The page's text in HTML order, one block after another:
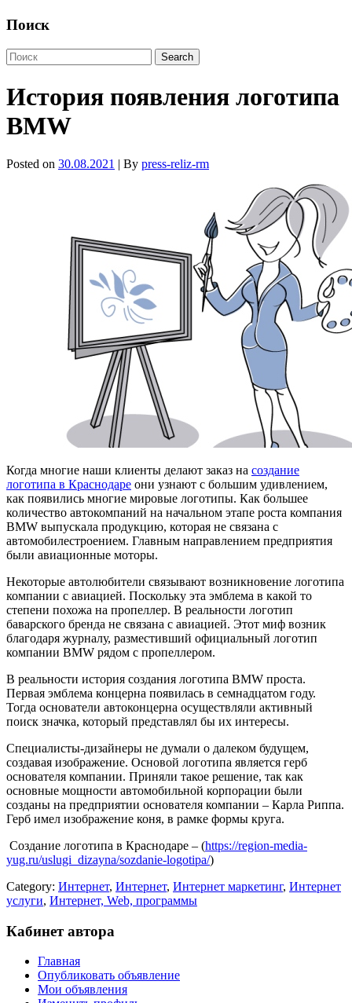
Поиск
История появления логотипа
BMW
Posted on 30.08.2021 | By press-reliz-rm
Когда многие наши клиенты делают заказ на создание
логотипа в Краснодаре они узнают с большим удивлением,
как появились многие мировые логотипы. Как большее
количество автокомпаний на начальном этапе роста компания
BMW выпускала продукцию, которая не связана с
автомобилестроением. Главным направлением предприятия
были авиационные моторы.
Некоторые автолюбители связывают возникновение логотипа
компании с авиацией. Поскольку эта эмблема в какой то
степени похожа на пропеллер. В реальности логотип
баварского бренда не связана с авиацией. Этот миф возник
благодаря журналу, разместивший официальный логотип
компании BMW рядом с пропеллером.
В реальности история создания логотипа BMW проста.
Первая эмблема концерна появилась в семнадцатом году.
Тогда основатели автоконцерна осуществляли активный
поиск значка, который представлял бы их интересы.
Специалисты-дизайнеры не думали о далеком будущем,
создавая изображение. Основой логотипа является герб
основателя компании. Приняли такое решение, так как
основные мощности автомобильной корпорации были
созданы на предприятии основателя компании – Карла Риппа.
Герб имел изображение коня, в рамке формы круга.
Создание логотипа в Краснодаре – (https://region-media-
yug.ru/uslugi_dizayna/sozdanie-logotipa/)
Category: Интернет, Интернет, Интернет маркетинг, Интернет
услуги, Интернет, Web, программы
Кабинет автора
Главная
Опубликовать объявление
Мои объявления